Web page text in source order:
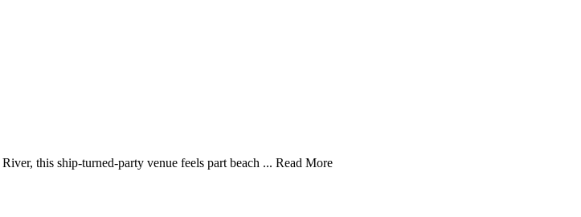
this ship-turned-party venue feels part beach ... Read More